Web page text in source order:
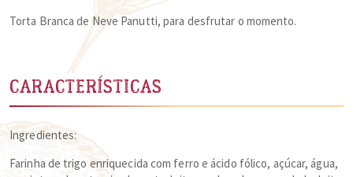
Torta Branca de Neve Panutti, para desfrutar o momento.
CARACTERÍSTICAS
Ingredientes:
Farinha de trigo enriquecida com ferro e ácido fólico, açúcar, água,